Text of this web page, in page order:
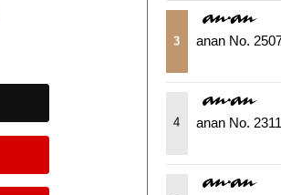
3 anan No.
4 anan No.